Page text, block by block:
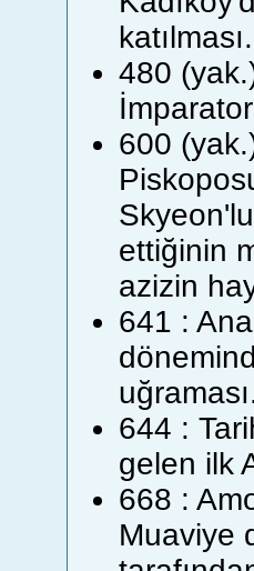
katılması.
480
600
ettiğinin
azizin
641 :
644 :
gelen ilk
668 :
Muaviye